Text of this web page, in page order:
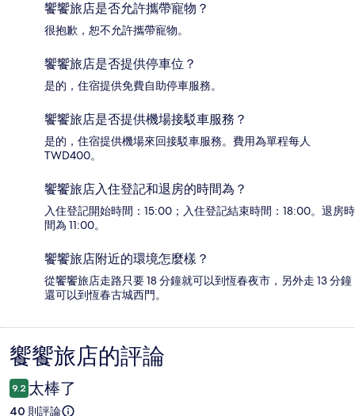
饗饗旅店是否允許攜帶寵物？
很抱歉，恕不允許攜帶寵物。
饗饗旅店是否提供停車位？
是的，住宿提供免費自助停車服務。
饗饗旅店是否提供機場接駁車服務？
是的，住宿提供機場來回接駁車服務。費用為單程每人
TWD400。
饗饗旅店入住登記和退房的時間為？
入住登記開始時間：15:00；入住登記結束時間：18:00。退房時
間為 11:00。
饗饗旅店附近的環境怎麼樣？
從饗饗旅店走路只要 18 分鐘就可以到恆春夜市，另外走 13 分鐘
還可以到恆春古城西門。
評
論
饗饗旅店的評論
9.2 太棒了
40 則評論